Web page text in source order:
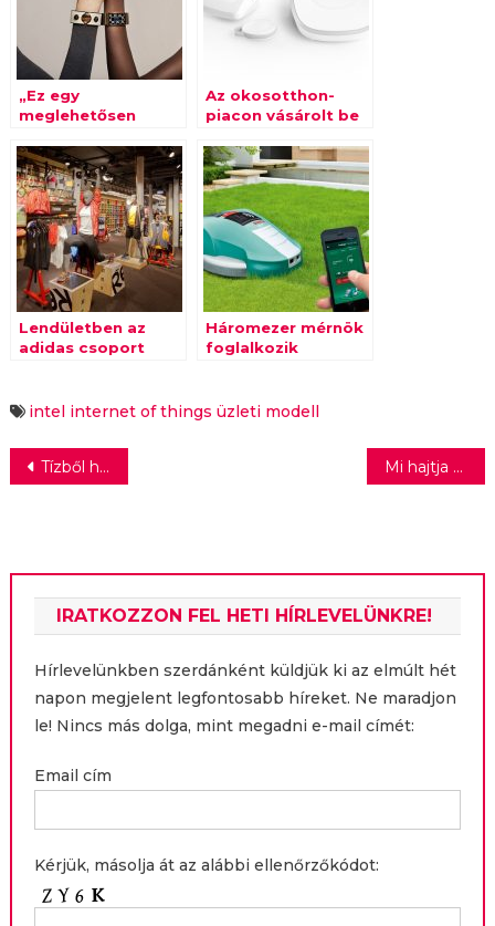
„Ez egy
meglehetősen
modell”
Az okosotthon-
piacon vásárolt be
Lendületben az
adidas csoport
Háromezer mérnök
foglalkozik
intel internet of things üzleti modell
Bejegyzés
Tízből hat vásárló az ajándékokra utazik Mi hajtja az akvizíciókat?
IRATKOZZON FEL HETI HÍRLEVELÜNKRE!
Hírlevelünkben szerdánként küldjük ki az elmúlt hét
napon megjelent legfontosabb híreket. Ne maradjon
le! Nincs más dolga, mint megadni e-mail címét:
Email cím
Kérjük, másolja át az alábbi ellenőrzőkódot: